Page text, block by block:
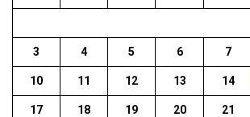
3 4 5 6 7
10 11 12 13 14
17 18 19 20 21